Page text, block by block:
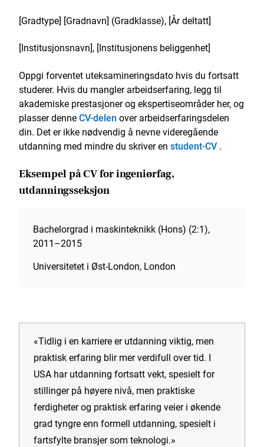
[Gradtype] [Gradnavn] (Gradklasse), [År deltatt]
[Institusjonsnavn], [Institusjonens beliggenhet]
Oppgi forventet uteksamineringsdato hvis du fortsatt
studerer. Hvis du mangler arbeidserfaring, legg til
akademiske prestasjoner og ekspertiseområder her, og
plasser denneCV-delen over arbeidserfaringsdelen
din. Det er ikke nødvendig å nevne videregående
utdanning med mindre du skriver en student-CV .
Eksempel på CV for ingeniørfag,
utdanningsseksjon
Bachelorgrad i maskinteknikk (Hons) (2:1),
2011–2015
Universitetet i Øst-London, London
«Tidlig i en karriere er utdanning viktig, men
praktisk erfaring blir mer verdifull over tid. I
USA har utdanning fortsatt vekt, spesielt for
stillinger på høyere nivå, men praktiske
ferdigheter og praktisk erfaring veier i økende
grad tyngre enn formell utdanning, spesielt i
fartsfylte bransjer som teknologi.»